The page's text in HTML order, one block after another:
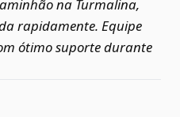
na Turmalina,
rapidamente. Equipe
ótimo suporte durante